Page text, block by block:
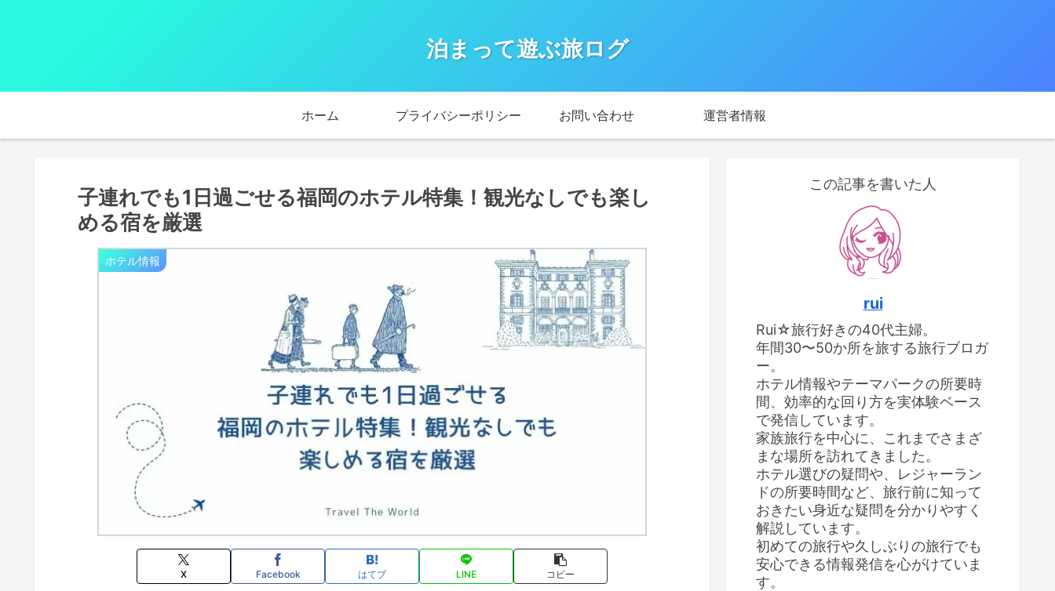
泊まって遊ぶ旅ログ
ホーム プライバシーポリシー お問い合わせ 運営者情報
子連れでも1日過ごせる福岡のホテル特集！観光なしでも楽し
める宿を厳選
ホテル情報
X Facebook はてブ LINE コピー
この記事を書いた人
rui
Rui☆旅行好きの40代主婦。
年間30〜50か所を旅する旅行ブロガ
ー。
ホテル情報やテーマパークの所要時
間、効率的な回り方を実体験ベース
で発信しています。
家族旅行を中心に、これまでさまざ
まな場所を訪れてきました。
ホテル選びの疑問や、レジャーラン
ドの所要時間など、旅行前に知って
おきたい身近な疑問を分かりやすく
解説しています。
初めての旅行や久しぶりの旅行でも
安心できる情報発信を心がけていま
す。